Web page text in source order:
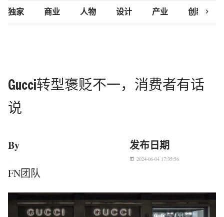
独家 商业 人物 设计 产业 创新研究
chevron_right
Gucci转型褒贬不一，消费者有话
说
By
FN团队
发布日期
today 2024-06-04 17:35:56